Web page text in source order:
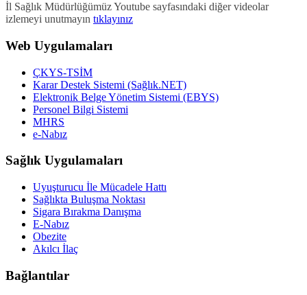
İl Sağlık Müdürlüğümüz Youtube sayfasındaki diğer videolar
izlemeyi unutmayın tıklayınız
Web Uygulamaları
ÇKYS-TSİM
Karar Destek Sistemi (Sağlık.NET)
Elektronik Belge Yönetim Sistemi (EBYS)
Personel Bilgi Sistemi
MHRS
e-Nabız
Sağlık Uygulamaları
Uyuşturucu İle Mücadele Hattı
Sağlıkta Buluşma Noktası
Sigara Bırakma Danışma
E-Nabız
Obezite
Akılcı İlaç
Bağlantılar